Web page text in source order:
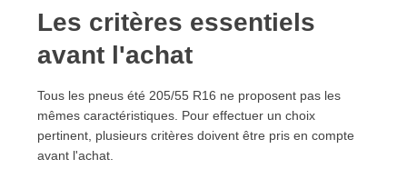
Les critères essentiels
avant l'achat
Tous les pneus été 205/55 R16 ne proposent pas les
mêmes caractéristiques. Pour effectuer un choix
pertinent, plusieurs critères doivent être pris en compte
avant l'achat.